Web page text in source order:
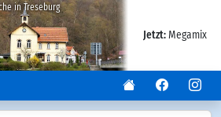
in Treseburg
Jetzt:Megamix